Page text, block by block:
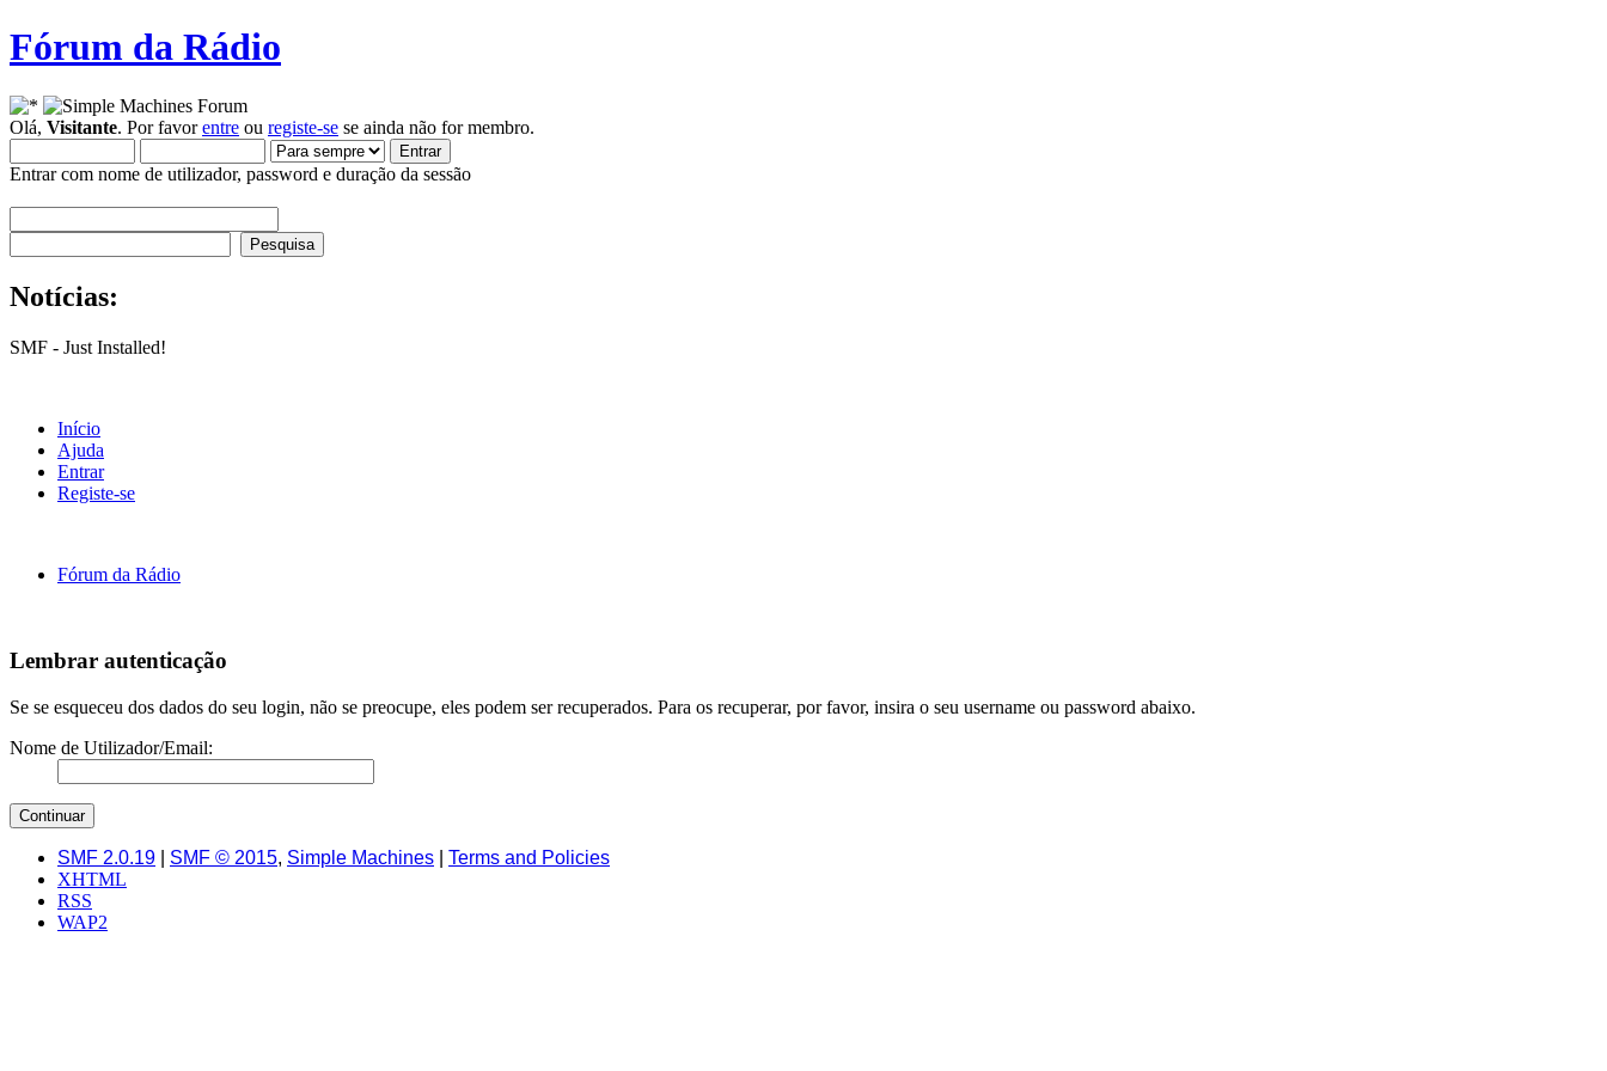
Fórum da Rádio
Olá, Visitante. Por favorentre ou registe-se se ainda não for membro.
Entrar com nome de utilizador, password e duração da sessão
Notícias:
SMF - Just Installed!
Início
Ajuda
Entrar
Registe-se
Fórum da Rádio
Lembrar autenticação
Se se esqueceu dos dados do seu login, não se preocupe, eles podem ser recuperados. Para os recuperar, por favor, insira o seu username ou password abaixo.
Nome de Utilizador/Email:
SMF 2.0.19 SMF © 2015, Simple Machines
Terms and Policies
XHTML
RSS
WAP2